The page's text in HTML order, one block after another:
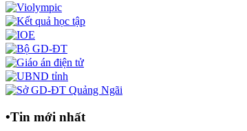
•Tin mới nhất